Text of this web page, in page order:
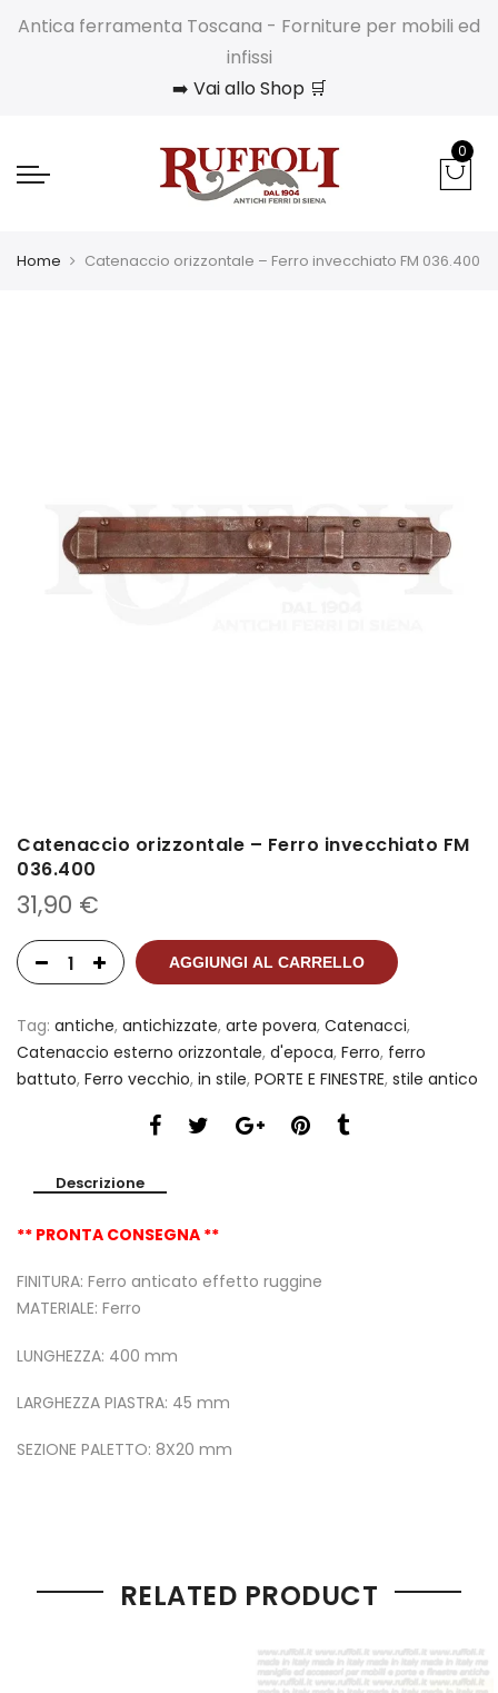
Antica ferramenta Toscana - Forniture per mobili ed
infissi
➡️ Vai allo Shop 🛒
0
Home Catenaccio orizzontale – Ferro invecchiato FM 036.400
Catenaccio orizzontale – Ferro invecchiato FM
036.400
31,90 €
AGGIUNGI AL CARRELLO
Tag: antiche, antichizzate, arte povera, Catenacci,
Catenaccio esterno orizzontale, d'epoca, Ferro, ferro
battuto, Ferro vecchio, in stile, PORTE E FINESTRE, stile antico
Descrizione
** PRONTA CONSEGNA **
FINITURA: Ferro anticato effetto ruggine
MATERIALE: Ferro
LUNGHEZZA: 400 mm
LARGHEZZA PIASTRA: 45 mm
SEZIONE PALETTO: 8X20 mm
RELATED PRODUCT